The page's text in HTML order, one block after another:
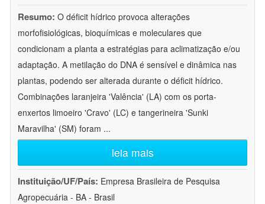
Resumo: O déficit hídrico provoca alterações
morfofisiológicas, bioquímicas e moleculares que
condicionam a planta a estratégias para aclimatização e/ou
adaptação. A metilação do DNA é sensível e dinâmica nas
plantas, podendo ser alterada durante o déficit hídrico.
Combinações laranjeira 'Valência' (LA) com os porta-
enxertos limoeiro 'Cravo' (LC) e tangerineira 'Sunki
Maravilha' (SM) foram ...
leia mais
Instituição/UF/País: Empresa Brasileira de Pesquisa
Agropecuária - BA - Brasil